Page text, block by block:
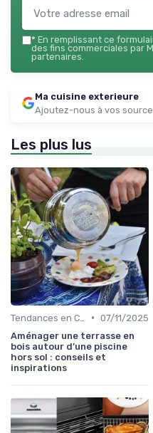
* En remplissant ce
des fins commerciales par
partenaires.
Ma cuisine exterieure
Ajoutez-nous à vos
Les plus lus
• 07/11/2025
Aménager une terrasse en
bois autour d’une piscine
hors sol : conseils et
inspirations